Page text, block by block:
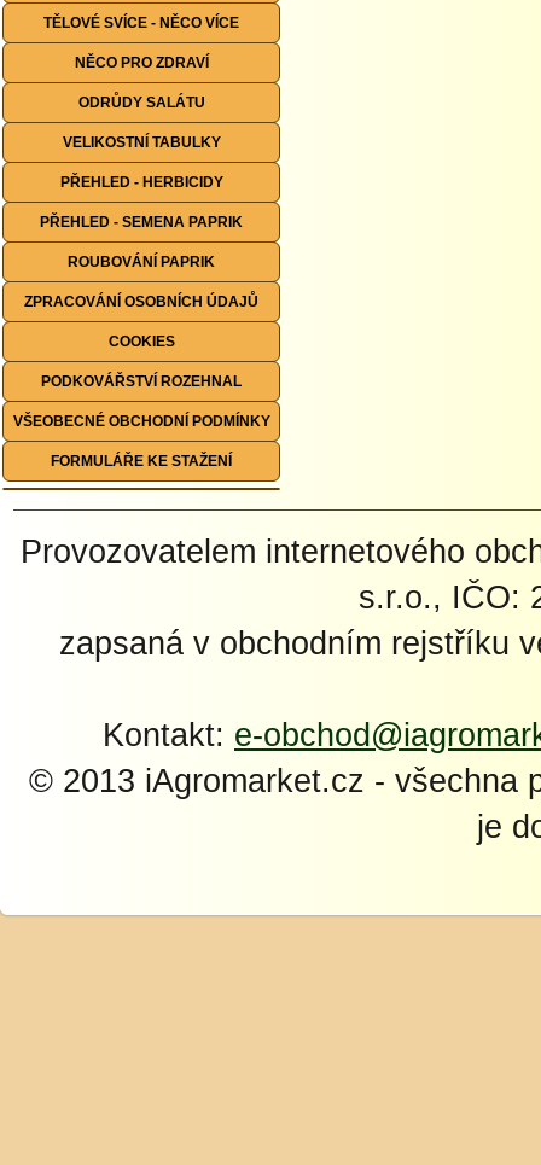
TĚLOVÉ SVÍCE - NĚCO VÍCE
NĚCO PRO ZDRAVÍ
ODRŮDY SALÁTU
VELIKOSTNÍ TABULKY
PŘEHLED - HERBICIDY
PŘEHLED - SEMENA PAPRIK
ROUBOVÁNÍ PAPRIK
ZPRACOVÁNÍ OSOBNÍCH ÚDAJŮ
COOKIES
PODKOVÁŘSTVÍ ROZEHNAL
VŠEOBECNÉ OBCHODNÍ PODMÍNKY
FORMULÁŘE KE STAŽENÍ
Provozovatelem internetového
s.r.o., IČO:
zapsaná v obchodním rejstříku
Kontakt: e-
© 2013 iAgromarket.cz - všechna
je